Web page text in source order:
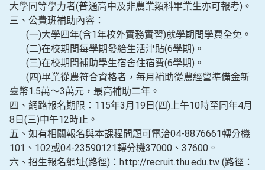
大學同等學力者(普通高中及非農業類科畢業生亦可報考)。
三、公費班補助內容：
(一)大學四年(含1年校外實務實習)就學期間學費全免。
(二)在校期間每學期發給生活津貼(6學期)。
(三)在校期間補助學生宿舍住宿費(6學期)。
(四)畢業從農符合資格者，每月補助從農經營準備金新
臺幣1.5萬～3萬元，最高補助二年。
四、網路報名期限：115年3月19日(四)上午10時至同年4月
8日(三)中午12時止。
五、如有相關報名與本課程問題可電洽04-8876661轉分機
101、102或04-23590121轉分機37000、37600。
六、招生報名網址(路徑)：http://recruit.thu.edu.tw (路徑：